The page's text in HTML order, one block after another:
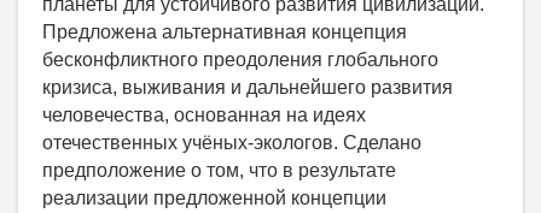
планеты для устойчивого развития цивилизации.
Предложена альтернативная концепция
бесконфликтного преодоления глобального
кризиса, выживания и дальнейшего развития
человечества, основанная на идеях
отечественных учёных-экологов. Сделано
предположение о том, что в результате
реализации предложенной концепции